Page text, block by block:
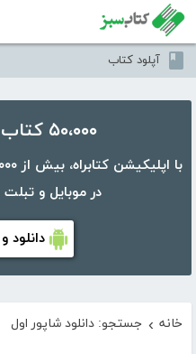
آپلود کتاب
۵۰،۰۰۰ کتاب در موبایل شما
در موبایل و
دانلود
خانه › جستجو: دانلود شاپور اول